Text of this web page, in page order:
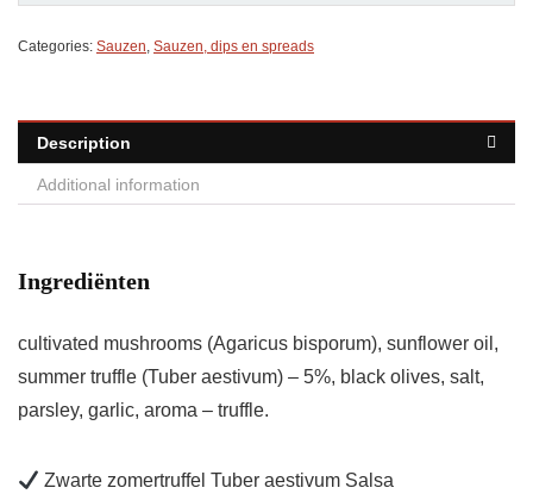
Categories: Sauzen, Sauzen, dips en spreads
Description
Additional information
Ingrediënten
cultivated mushrooms (Agaricus bisporum), sunflower oil,
summer truffle (Tuber aestivum) – 5%, black olives, salt,
parsley, garlic, aroma – truffle.
Zwarte zomertruffel Tuber aestivum Salsa